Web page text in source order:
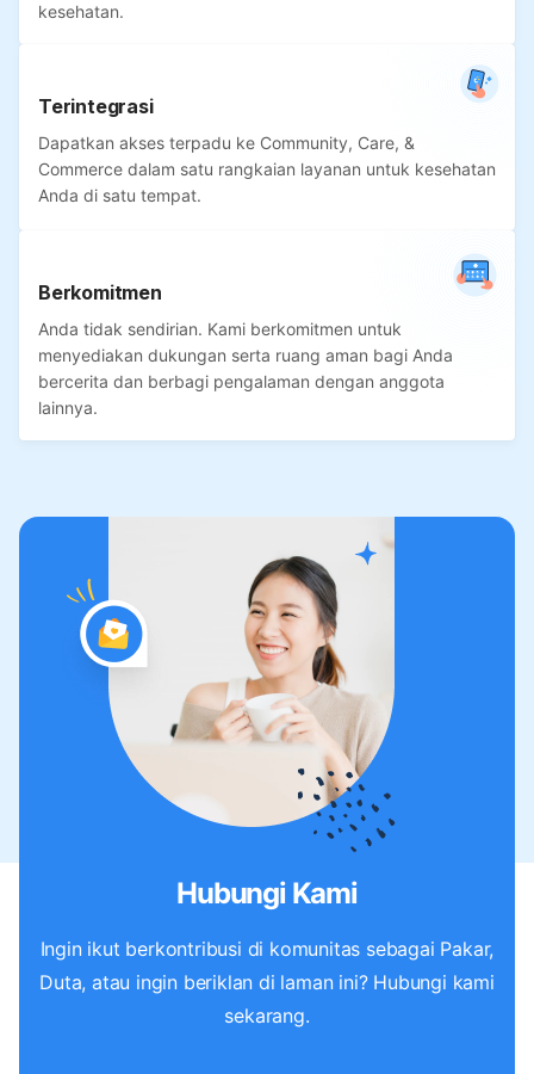
kesehatan.
Terintegrasi
Dapatkan akses terpadu ke Community, Care, &
Commerce dalam satu rangkaian layanan untuk kesehatan
Anda di satu tempat.
Berkomitmen
Anda tidak sendirian. Kami berkomitmen untuk
menyediakan dukungan serta ruang aman bagi Anda
bercerita dan berbagi pengalaman dengan anggota
lainnya.
Hubungi Kami
Ingin ikut berkontribusi di komunitas sebagai Pakar,
Duta, atau ingin beriklan di laman ini? Hubungi kami
sekarang.